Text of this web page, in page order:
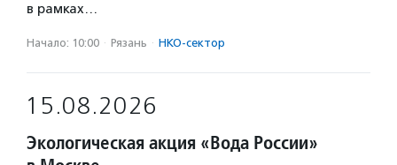
в рамках…
Начало: 10:00 · Рязань · НКО-сектор
15.08.2026
Экологическая акция «Вода России»